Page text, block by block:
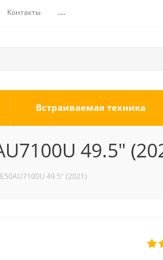
Контакты ...
Встраиваемая техника
49.5"
49.5" (2021)